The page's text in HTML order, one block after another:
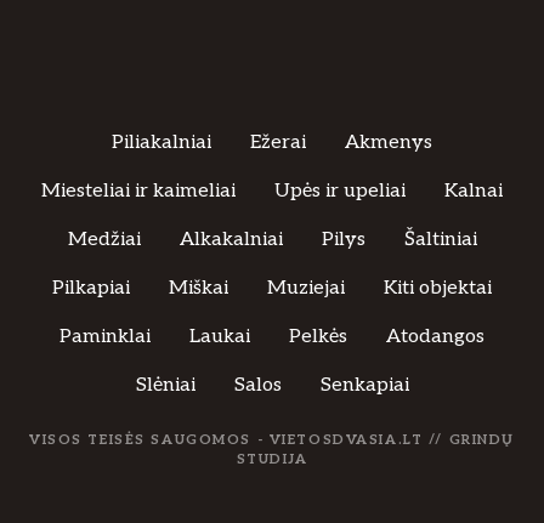
Piliakalniai Ežerai Akmenys
Miesteliai ir kaimeliai Upės ir upeliai Kalnai
Medžiai Alkakalniai Pilys Šaltiniai
Pilkapiai Miškai Muziejai Kiti objektai
Paminklai Laukai Pelkės Atodangos
Slėniai Salos Senkapiai
VISOS TEISĖS SAUGOMOS - VIETOSDVASIA.LT // GRINDŲ
STUDIJA